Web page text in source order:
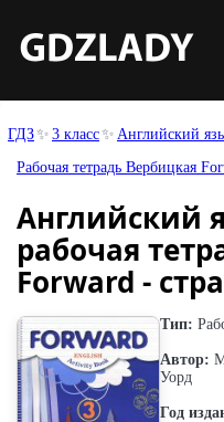
ГДЗ 3 класс
Английский
Рабочая тетрадь Вербицкая
Английский
рабочая
Forward -
Тип:
Автор:
Уорд
Год